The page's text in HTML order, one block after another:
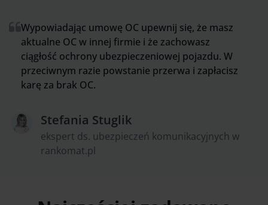
Wypowiadając umowę OC upewnij się, że masz
aktualne OC w innej firmie i że zachowasz
ciągłość ochrony ubezpieczeniowej pojazdu. W
przeciwnym razie powstanie przerwa i zapłacisz
karę za brak OC.
Stefania Stuglik
ekspert ds. ubezpieczeń komunikacyjnych w
rankomat.pl